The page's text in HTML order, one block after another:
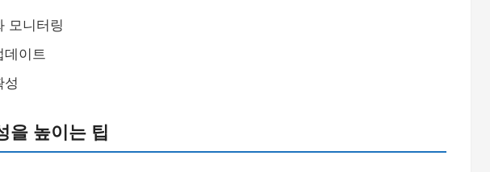
모니터링
데이트
성
을 높이는 팁